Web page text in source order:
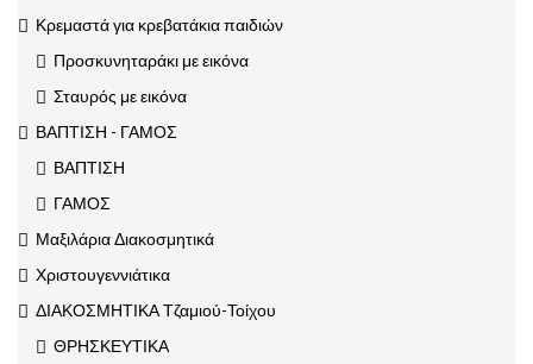
Κρεμαστά για κρεβατάκια παιδιών
Προσκυνηταράκι με εικόνα
Σταυρός με εικόνα
ΒΑΠΤΙΣΗ - ΓΑΜΟΣ
ΒΑΠΤΙΣΗ
ΓΑΜΟΣ
Μαξιλάρια Διακοσμητικά
Χριστουγεννιάτικα
ΔΙΑΚΟΣΜΗΤΙΚΑ Τζαμιού-Τοίχου
ΘΡΗΣΚΕΥΤΙΚΑ